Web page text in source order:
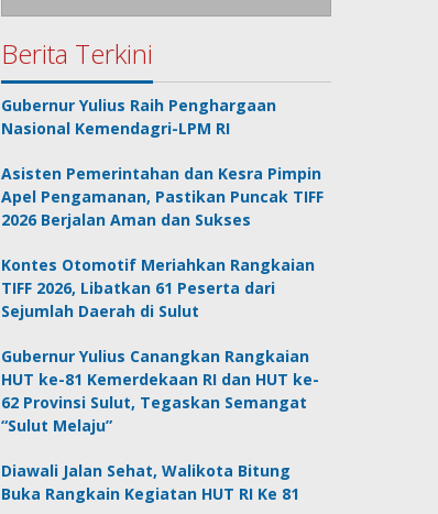
Berita Terkini
Gubernur Yulius Raih Penghargaan
Nasional Kemendagri-LPM RI
Asisten Pemerintahan dan Kesra Pimpin
Apel Pengamanan, Pastikan Puncak TIFF
2026 Berjalan Aman dan Sukses
Kontes Otomotif Meriahkan Rangkaian
TIFF 2026, Libatkan 61 Peserta dari
Sejumlah Daerah di Sulut
Gubernur Yulius Canangkan Rangkaian
HUT ke-81 Kemerdekaan RI dan HUT ke-
62 Provinsi Sulut, Tegaskan Semangat
“Sulut Melaju”
Diawali Jalan Sehat, Walikota Bitung
Buka Rangkain Kegiatan HUT RI Ke 81